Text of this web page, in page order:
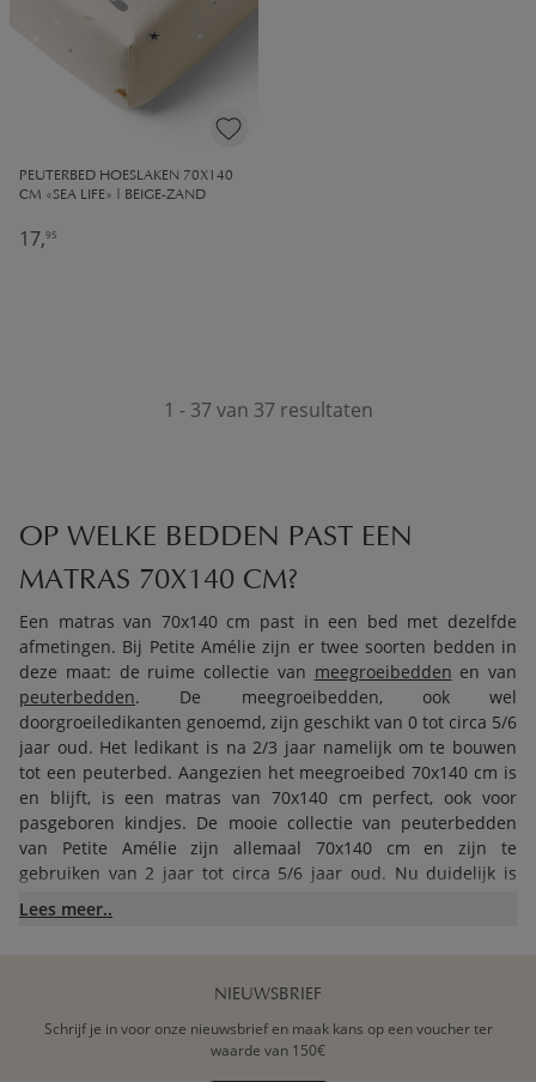
PEUTERBED HOESLAKEN 70X140
CM «SEA LIFE» | BEIGE-ZAND
17,95
1 - 37 van 37 resultaten
OP WELKE BEDDEN PAST EEN
MATRAS 70X140 CM?
Een matras van 70x140 cm past in een bed met dezelfde
afmetingen. Bij Petite Amélie zijn er twee soorten bedden in
deze maat: de ruime collectie van meegroeibedden en van
peuterbedden. De meegroeibedden, ook wel
doorgroeiledikanten genoemd, zijn geschikt van 0 tot circa 5/6
jaar oud. Het ledikant is na 2/3 jaar namelijk om te bouwen
tot een peuterbed. Aangezien het meegroeibed 70x140 cm is
en blijft, is een matras van 70x140 cm perfect, ook voor
pasgeboren kindjes. De mooie collectie van peuterbedden
van Petite Amélie zijn allemaal 70x140 cm en zijn te
gebruiken van 2 jaar tot circa 5/6 jaar oud. Nu duidelijk is
welke maat juist is, moet er ook nog gekozen worden tussen
een koudschuim of latex matras.
Petite Amélie biedt twee soorten matrassen van 70x140 cm:
Lees meer..
NIEUWSBRIEF
Schrijf je in voor onze nieuwsbrief en maak kans op een voucher ter
waarde van 150€